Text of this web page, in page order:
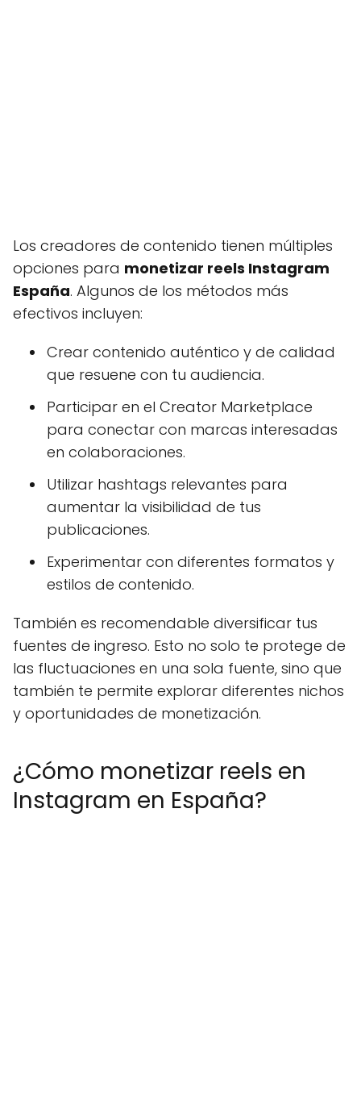
Los creadores de contenido tienen múltiples
opciones para monetizar reels Instagram
España. Algunos de los métodos más
efectivos incluyen:
Crear contenido auténtico y de calidad
que resuene con tu audiencia.
Participar en el Creator Marketplace
para conectar con marcas interesadas
en colaboraciones.
Utilizar hashtags relevantes para
aumentar la visibilidad de tus
publicaciones.
Experimentar con diferentes formatos y
estilos de contenido.
También es recomendable diversificar tus
fuentes de ingreso. Esto no solo te protege de
las fluctuaciones en una sola fuente, sino que
también te permite explorar diferentes nichos
y oportunidades de monetización.
¿Cómo monetizar reels en
Instagram en España?